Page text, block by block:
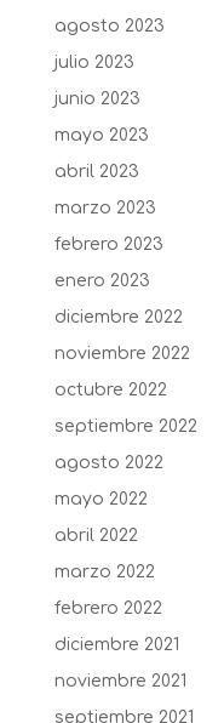
agosto 2023
julio 2023
junio 2023
mayo 2023
abril 2023
marzo 2023
febrero 2023
enero 2023
diciembre 2022
noviembre 2022
octubre 2022
septiembre 2022
agosto 2022
mayo 2022
abril 2022
marzo 2022
febrero 2022
diciembre 2021
noviembre 2021
septiembre 2021